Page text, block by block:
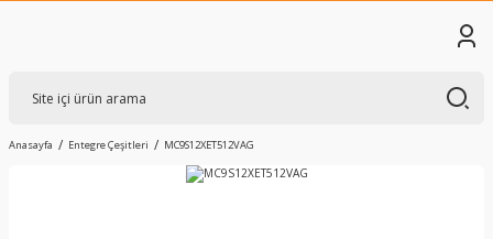
Anasayfa Entegre Çeşitleri MC9S12XET512VAG